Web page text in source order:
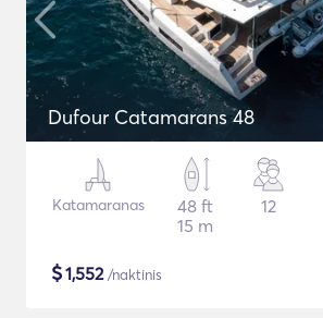
Dufour Catamarans 48
Katamaranas
48 ft
15 m
12
$1,552/naktinis